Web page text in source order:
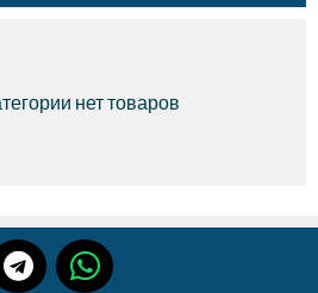
нет товаров